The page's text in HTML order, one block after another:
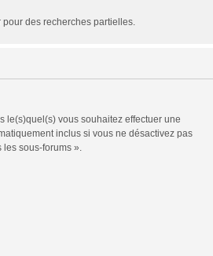
des recherches partielles.
le(s)quel(s) vous souhaitez effectuer une
inclus si vous ne désactivez pas
les sous-forums ».